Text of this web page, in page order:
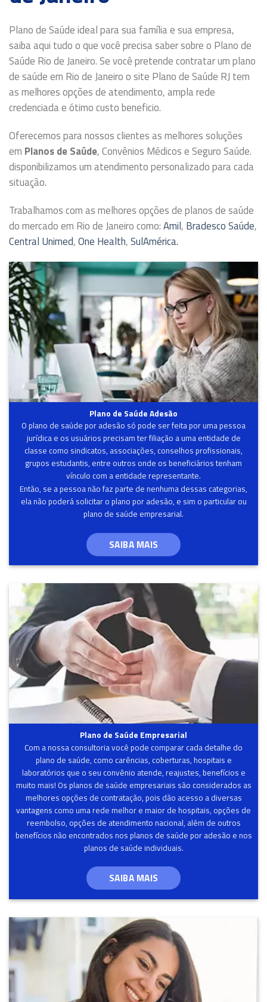
Plano de Saúde ideal para sua família e sua empresa,
saiba aqui tudo o que você precisa saber sobre o Plano de
Saúde Rio de Janeiro. Se você pretende contratar um plano
de saúde em Rio de Janeiro o site Plano de Saúde RJ tem
as melhores opções de atendimento, ampla rede
credenciada e ótimo custo beneficio.
Oferecemos para nossos clientes as melhores soluções
em Planos de Saúde, Convênios Médicos e Seguro Saúde.
disponibilizamos um atendimento personalizado para cada
situação.
Trabalhamos com as melhores opções de planos de saúde
do mercado em Rio de Janeiro como:Amil, Bradesco Saúde,
Central Unimed,One Health,SulAmérica.
Plano de Saúde Adesão
O plano de saúde por adesão só pode ser feita por uma pessoa
jurídica e os usuários precisam ter filiação a uma entidade de
classe como sindicatos, associações, conselhos profissionais,
grupos estudantis, entre outros onde os beneficiários tenham
vínculo com a entidade representante.
Então, se a pessoa não faz parte de nenhuma dessas categorias,
ela não poderá solicitar o plano por adesão, e sim o particular ou
plano de saúde empresarial.
SAIBA MAIS
Plano de Saúde Empresarial
Com a nossa consultoria você pode comparar cada detalhe do
plano de saúde, como carências, coberturas, hospitais e
laboratórios que o seu convênio atende, reajustes, benefícios e
muito mais! Os planos de saúde empresariais são considerados as
melhores opções de contratação, pois dão acesso a diversas
vantagens como uma rede melhor e maior de hospitais, opções de
reembolso, opções de atendimento nacional, além de outros
benefícios não encontrados nos planos de saúde por adesão e nos
planos de saúde individuais.
SAIBA MAIS